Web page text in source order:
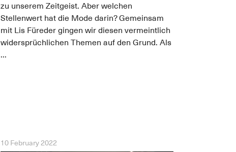
zu unserem Zeitgeist. Aber welchen
Stellenwert hat die Mode darin? Gemeinsam
mit Lis Füreder gingen wir diesen vermeintlich
widersprüchlichen Themen auf den Grund. Als
...
10 February 2022